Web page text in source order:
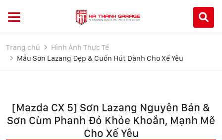
Trang chủ
Hình Ảnh Thực Tế
Mẫu Sơn Lazang Đẹp & Cuốn Hút Dành Cho Xế Yêu
[Mazda CX 5] Sơn Lazang Nguyên Bản &
Sơn Cùm Phanh Đỏ Khỏe Khoắn, Mạnh Mẽ
Cho Xế Yêu